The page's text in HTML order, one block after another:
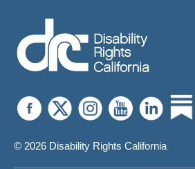
© 2026 Disability Rights California